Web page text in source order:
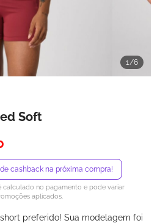
1 /6
Soft
cashback na próxima compra!
calculado no pagamento e pode variar
aplicados.
preferido! Sua modelagem foi